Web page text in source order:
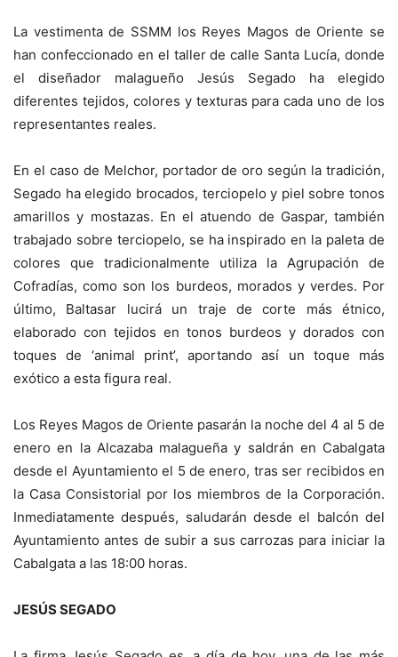
La vestimenta de SSMM los Reyes Magos de Oriente se
han confeccionado en el taller de calle Santa Lucía, donde
el diseñador malagueño Jesús Segado ha elegido
diferentes tejidos, colores y texturas para cada uno de los
representantes reales.
En el caso de Melchor, portador de oro según la tradición,
Segado ha elegido brocados, terciopelo y piel sobre tonos
amarillos y mostazas. En el atuendo de Gaspar, también
trabajado sobre terciopelo, se ha inspirado en la paleta de
colores que tradicionalmente utiliza la Agrupación de
Cofradías, como son los burdeos, morados y verdes. Por
último, Baltasar lucirá un traje de corte más étnico,
elaborado con tejidos en tonos burdeos y dorados con
toques de ‘animal print’, aportando así un toque más
exótico a esta figura real.
Los Reyes Magos de Oriente pasarán la noche del 4 al 5 de
enero en la Alcazaba malagueña y saldrán en Cabalgata
desde el Ayuntamiento el 5 de enero, tras ser recibidos en
la Casa Consistorial por los miembros de la Corporación.
Inmediatamente después, saludarán desde el balcón del
Ayuntamiento antes de subir a sus carrozas para iniciar la
Cabalgata a las 18:00 horas.
JESÚS SEGADO